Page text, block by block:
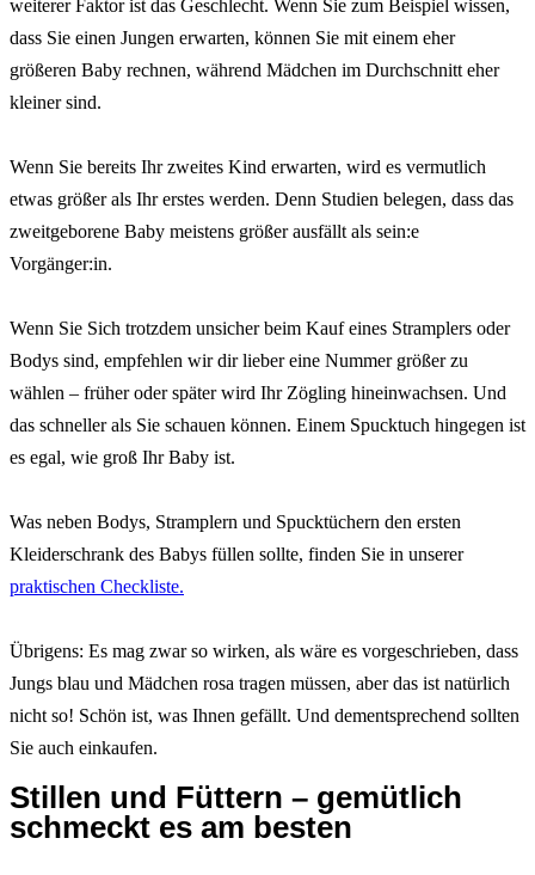
weiterer Faktor ist das Geschlecht. Wenn Sie zum Beispiel wissen,
dass Sie einen Jungen erwarten, können Sie mit einem eher
größeren Baby rechnen, während Mädchen im Durchschnitt eher
kleiner sind.
Wenn Sie bereits Ihr zweites Kind erwarten, wird es vermutlich
etwas größer als Ihr erstes werden. Denn Studien belegen, dass das
zweitgeborene Baby meistens größer ausfällt als sein:e
Vorgänger:in.
Wenn Sie Sich trotzdem unsicher beim Kauf eines Stramplers oder
Bodys sind, empfehlen wir dir lieber eine Nummer größer zu
wählen – früher oder später wird Ihr Zögling hineinwachsen. Und
das schneller als Sie schauen können. Einem Spucktuch hingegen ist
es egal, wie groß Ihr Baby ist.
Was neben Bodys, Stramplern und Spucktüchern den ersten
Kleiderschrank des Babys füllen sollte, finden Sie in unserer
praktischen Checkliste.
Übrigens: Es mag zwar so wirken, als wäre es vorgeschrieben, dass
Jungs blau und Mädchen rosa tragen müssen, aber das ist natürlich
nicht so! Schön ist, was Ihnen gefällt. Und dementsprechend sollten
Sie auch einkaufen.
Stillen und Füttern – gemütlich
schmeckt es am besten